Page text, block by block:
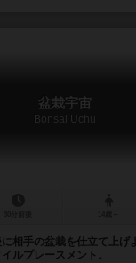
盆栽宇宙
Bonsai Uchu
相手の盆栽を仕立て上げ
ルプレースメント。